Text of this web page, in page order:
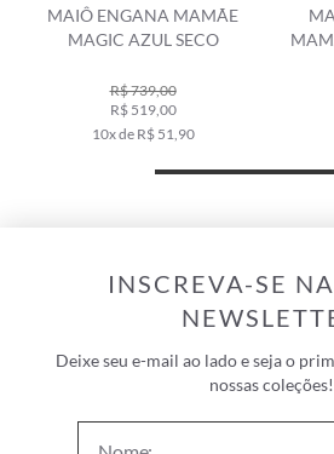
MAIÔ ENGANA MAMÃE
MAGIC AZUL SECO
R$ 739,00
R$ 519,00
10x de R$ 51,90
INSCREVA-SE
Deixe seu e-mail ao lado e seja o
nossas coleções!